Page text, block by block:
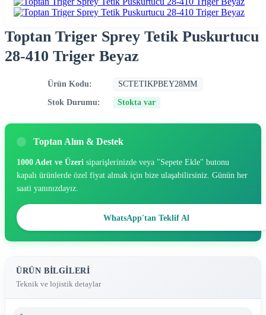
Toptan Triger Sprey Tetik Puskurtucu
28-410 Triger Beyaz
Ürün Kodu: SCTETIKPBEY28MM
Stok Durumu: Stokta var
Toptan Alım & Destek
1000 Adet ve Üzeri siparişlerinizde veya "Sepete Ekle" butonu
kapalı ürünlerde özel fiyat almak için bize ulaşabilirsiniz. Günün her
saati yanınızdayız.
WhatsApp'tan Teklif Al
ÜRÜN BILGILERI
Teknik ve lojistik detaylar